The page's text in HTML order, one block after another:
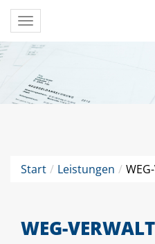
Toggle
navigation
Start Leistungen
WEG-